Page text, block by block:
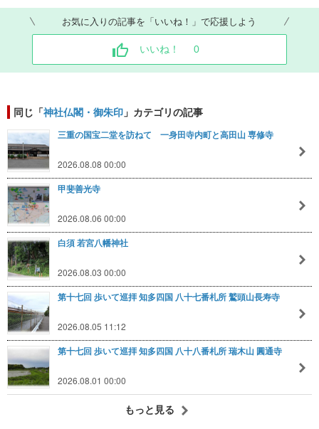
お気に入りの記事を「いいね！」で応援しよう
いいね！ 0
同じ「神社仏閣・御朱印 」カテゴリの記事
三重の国宝二堂を訪ねて 一身田寺内町と高田山 専修寺
2026.08.08 00:00
甲斐善光寺
2026.08.06 00:00
白須 若宮八幡神社
2026.08.03 00:00
第十七回 歩いて巡拝 知多四国 八十七番札所 鷲頭山長寿寺
2026.08.05 11:12
第十七回 歩いて巡拝 知多四国 八十八番札所 瑞木山 圓通寺
2026.08.01 00:00
もっと見る